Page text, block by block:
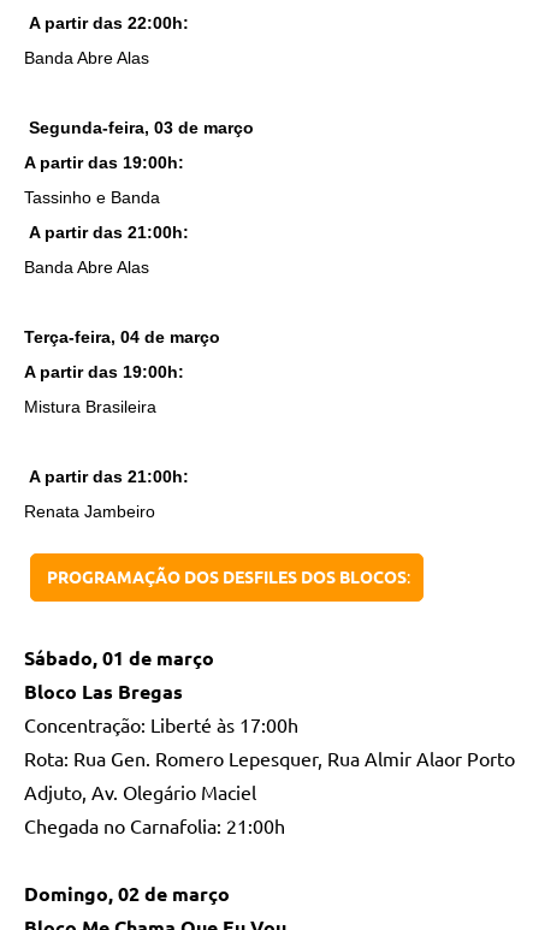
A partir das 22:00h:
Banda Abre Alas
Segunda-feira, 03 de março
A partir das 19:00h:
Tassinho e Banda
A partir das 21:00h:
Banda Abre Alas
Terça-feira, 04 de março
A partir das 19:00h:
Mistura Brasileira
A partir das 21:00h:
Renata Jambeiro
PROGRAMAÇÃO DOS DESFILES DOS BLOCOS:
Sábado, 01 de março
Bloco Las Bregas
Concentração: Liberté às 17:00h
Rota: Rua Gen. Romero Lepesquer, Rua Almir Alaor Porto
Adjuto, Av. Olegário Maciel
Chegada no Carnafolia: 21:00h
Domingo, 02 de março